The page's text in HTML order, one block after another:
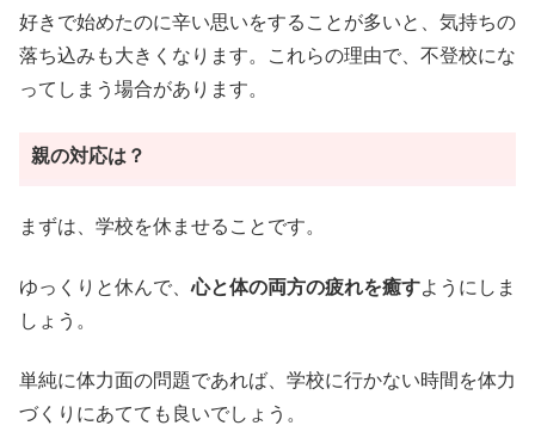
好きで始めたのに辛い思いをすることが多いと、気持ちの
落ち込みも大きくなります。これらの理由で、不登校にな
ってしまう場合があります。
親の対応は？
まずは、学校を休ませることです。
ゆっくりと休んで、心と体の両方の疲れを癒すようにしま
しょう。
単純に体力面の問題であれば、学校に行かない時間を体力
づくりにあてても良いでしょう。